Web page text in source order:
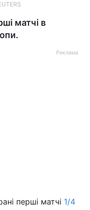
матчі в
Реклама
перші матчі 1/4